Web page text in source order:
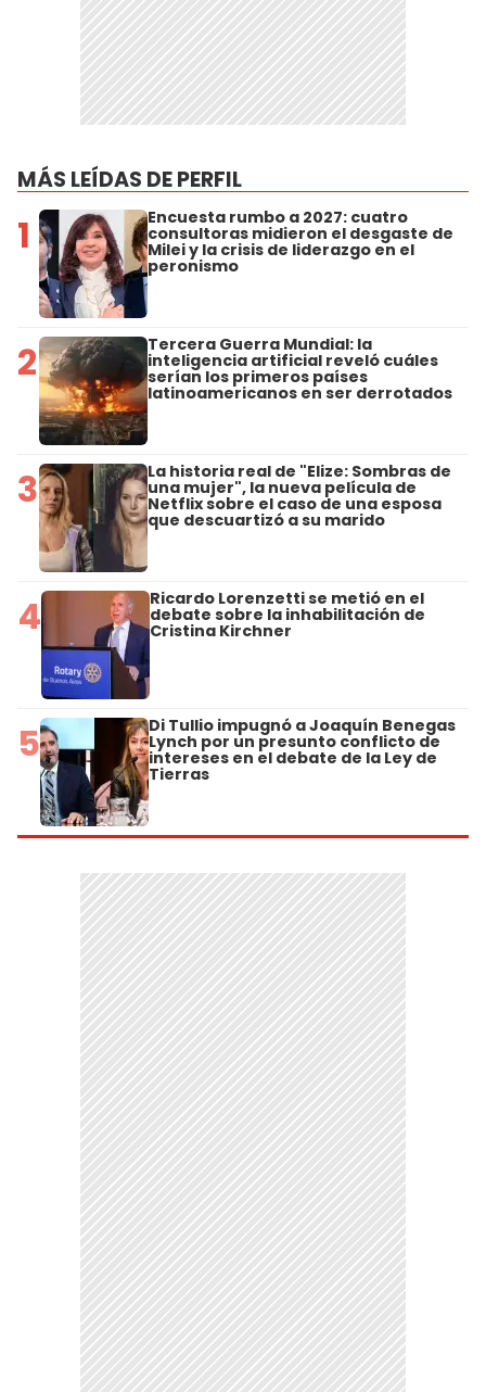
MÁS LEÍDAS DE PERFIL
1 Encuesta rumbo a 2027: cuatro
consultoras midieron el desgaste de
Milei y la crisis de liderazgo en el
peronismo
2 Tercera Guerra Mundial: la
inteligencia artificial reveló cuáles
serían los primeros países
latinoamericanos en ser derrotados
3 La historia real de "Elize: Sombras de
una mujer", la nueva película de
Netflix sobre el caso de una esposa
que descuartizó a su marido
4 Ricardo Lorenzetti se metió en el
debate sobre la inhabilitación de
Cristina Kirchner
5 Di Tullio impugnó a Joaquín Benegas
Lynch por un presunto conflicto de
intereses en el debate de la Ley de
Tierras